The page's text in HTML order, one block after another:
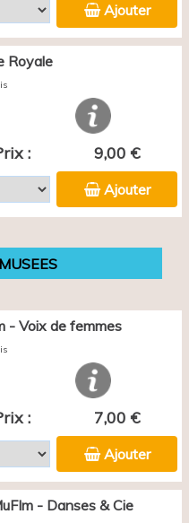
Ajouter
Royale
: 9,00 €
Ajouter
- Voix de femmes
: 7,00 €
Ajouter
- Danses & Cie